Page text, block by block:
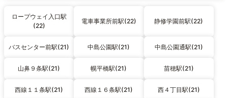
ロープウェイ入口駅
(22)
電車事業所前駅(22) 静修学園前駅(22)
バスセンター前駅(21) 中島公園駅(21) 中島公園通駅(21)
山鼻９条駅(21) 幌平橋駅(21) 苗穂駅(21)
西線１１条駅(21) 西線１６条駅(21) 西４丁目駅(21)